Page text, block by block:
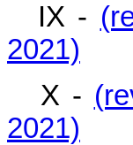
IX -
2021)
X -
2021)